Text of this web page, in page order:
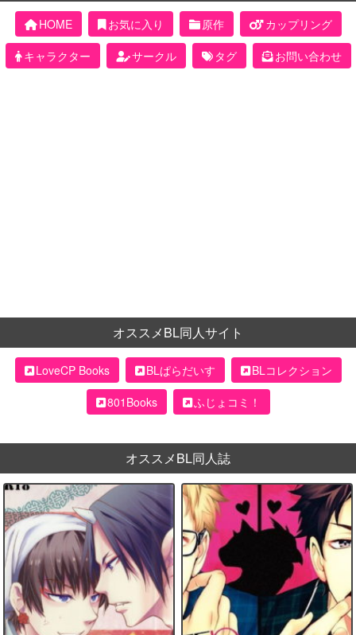
HOME お気に入り 原作
カップリング
キャラクター
サークル タグ お問い合わせ
オススメBL同人サイト
LoveCP Books BLぱらだいす
BLコレクション
801Books
ふじょコミ！
オススメBL同人誌